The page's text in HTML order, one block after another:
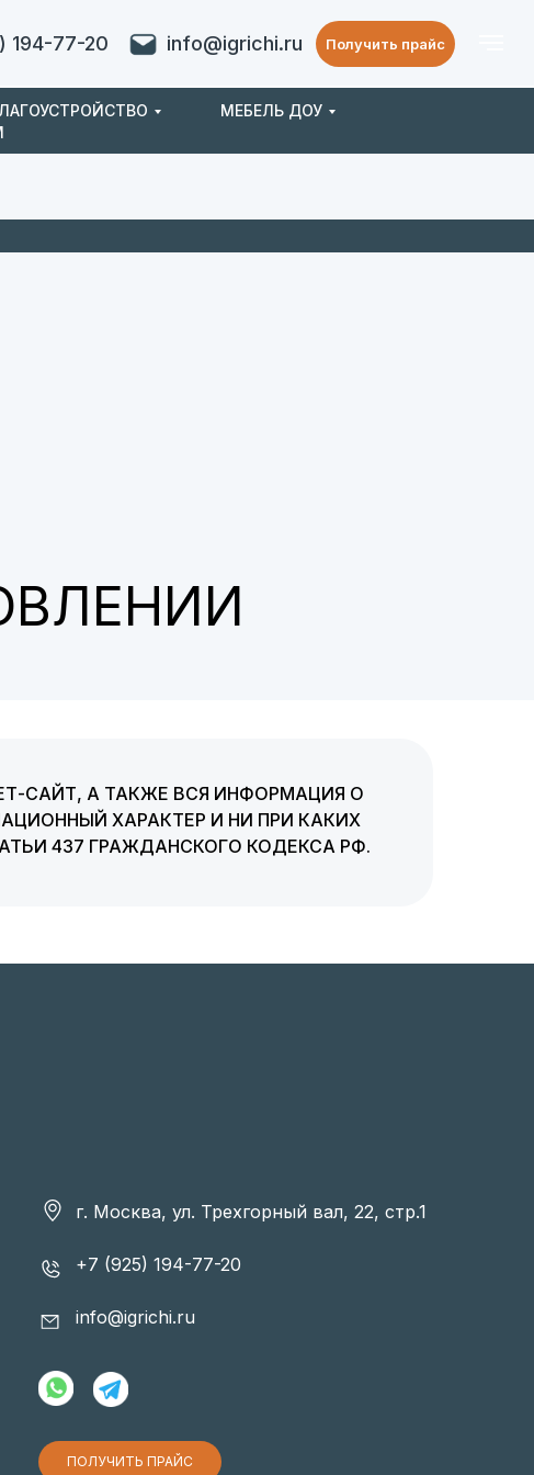
194-77-20 info@igrichi.ru Получить прайс
МЕБЕЛЬ ДОУ
САЙТ, А ТАКЖЕ ВСЯ ИНФОРМАЦИЯ О
ХАРАКТЕР И НИ ПРИ КАКИХ
437 ГРАЖДАНСКОГО КОДЕКСА РФ.
г. Москва, ул. Трехгорный вал, 22, стр.1
+7 (925) 194-77-20
info@igrichi.ru
ПОЛУЧИТЬ ПРАЙС